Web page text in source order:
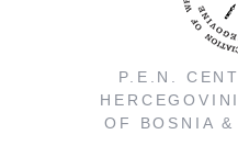
P.E.N.
OF BOSNIA